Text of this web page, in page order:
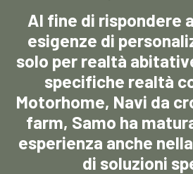
Al fine di rispondere
esigenze di
solo per realtà
specifiche realtà
Motorhome, Navi da
farm, Samo ha
esperienza anche
di soluzioni